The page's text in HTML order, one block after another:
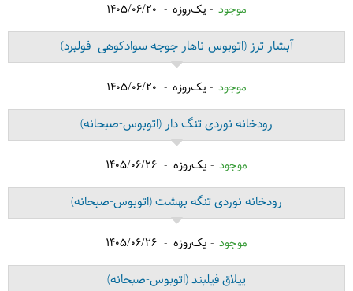
موجود یک‌روزه 1405/06/20
آبشار ترز(اتوبوس-ناهار جوجه سوادکوهی- فولبرد)
موجود یک‌روزه 1405/06/20
رودخانه نوردی تنگ دار(اتوبوس-صبحانه)
موجود یک‌روزه 1405/06/26
رودخانه نوردی تنگه بهشت(اتوبوس-صبحانه)
موجود یک‌روزه 1405/06/26
ییلاق فیلبند(اتوبوس-صبحانه)